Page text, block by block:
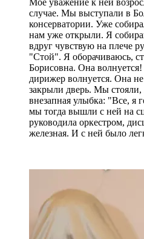
Мое уважение к ней
случае. Мы выступали в
консерватории. Уже
нам уже открыли. Я
вдруг чувствую на плече
"Стой". Я оборачиваюсь,
Борисовна. Она
дирижер волнуется. Она
закрыли дверь. Мы
внезапная улыбка: "Все, я
мы тогда вышли с ней на
руководила оркестром,
железная. И с ней было